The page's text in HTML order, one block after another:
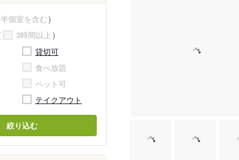
半個室を含む
3時間以上
貸切可
食べ放題
ペット可
テイクアウト
絞り込む